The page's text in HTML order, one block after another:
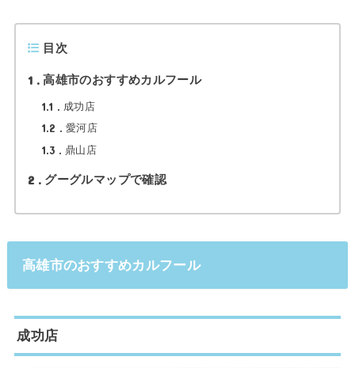
目次
1 高雄市のおすすめカルフール
1.1 成功店
1.2 愛河店
1.3 鼎山店
2 グーグルマップで確認
高雄市のおすすめカルフール
成功店